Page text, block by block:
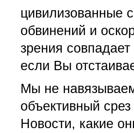
цивилизованные
обвинений и
зрения
если Вы
Мы не
объективный
Новости, какие